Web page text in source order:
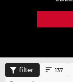
filter 137